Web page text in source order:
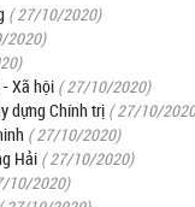
( 27/10/2020)
2020)
Xã hội ( 27/10/2020)
dựng Chính trị ( 27/10/
( 27/10/2020)
Hải ( 27/10/2020)
10/2020)